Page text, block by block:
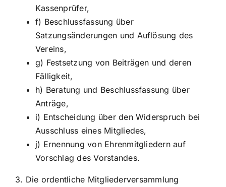
Kassenprüfer,
f) Beschlussfassung über
Satzungsänderungen und Auflösung des
Vereins,
g) Festsetzung von Beiträgen und deren
Fälligkeit,
h) Beratung und Beschlussfassung über
Anträge,
i) Entscheidung über den Widerspruch bei
Ausschluss eines Mitgliedes,
j) Ernennung von Ehrenmitgliedern auf
Vorschlag des Vorstandes.
3. Die ordentliche Mitgliederversammlung